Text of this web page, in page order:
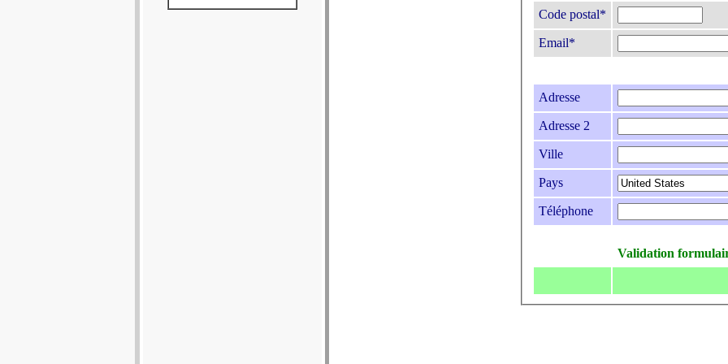
Code postal*
Email*
Adresse
Adresse 2
Ville
Pays
Téléphone
Validation